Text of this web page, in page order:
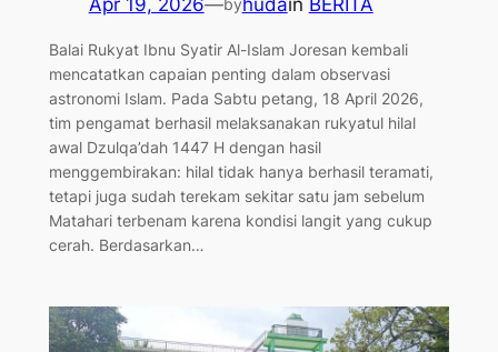
Apr 19, 2026—byhudain BERITA
Balai Rukyat Ibnu Syatir Al-Islam Joresan kembali
mencatatkan capaian penting dalam observasi
astronomi Islam. Pada Sabtu petang, 18 April 2026,
tim pengamat berhasil melaksanakan rukyatul hilal
awal Dzulqa’dah 1447 H dengan hasil
menggembirakan: hilal tidak hanya berhasil teramati,
tetapi juga sudah terekam sekitar satu jam sebelum
Matahari terbenam karena kondisi langit yang cukup
cerah. Berdasarkan…